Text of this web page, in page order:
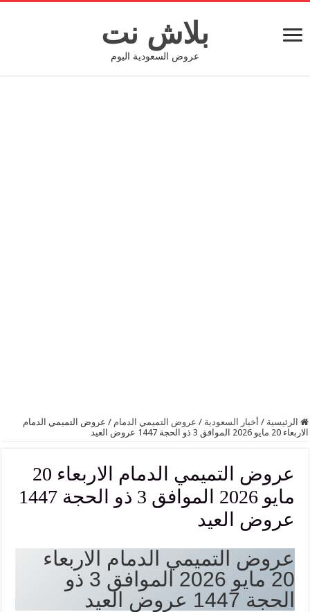
بلاش نت
عروض السعودية اليوم
الرئيسية / أخبار السعودية / عروض التميمي الدمام / عروض التميمي الدمام
الاربعاء 20 مايو 2026 الموافق 3 ذو الحجة 1447 عروض العيد
عروض التميمي الدمام الاربعاء 20
مايو 2026 الموافق 3 ذو الحجة 1447
عروض العيد
عروض التميمي الدمام الاربعاء
20 مايو 2026 الموافق 3 ذو
الحجة 1447 عروض العيد